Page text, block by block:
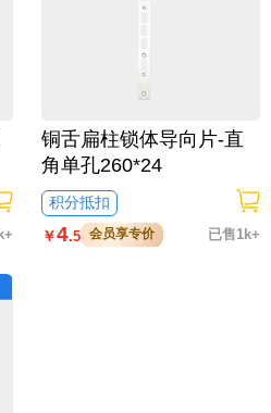
铜舌扁柱锁体导向片-直
角单孔260*24
积分抵扣
￥4.5 会员享专价 已售1k+